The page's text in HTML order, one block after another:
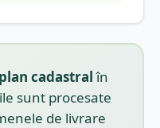
cadastralîn
sunt procesate
de livrare